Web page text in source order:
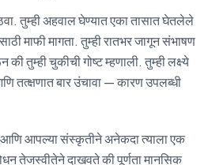
Book Appointment
तुम्ही अहवाल घेण्यात एका तासात घेतलेले
माफी मागता. तुम्ही रातभर जागून संभाषण
तुम्ही चुकीची गोष्ट म्हणाली. तुम्ही लक्ष्ये
तत्क्षणात बार उंचावा — कारण उपलब्धी
आणि आपल्या संस्कृतीने अनेकदा त्याला एक
तेजस्वीतेने दाखवते की पूर्णता मानसिक